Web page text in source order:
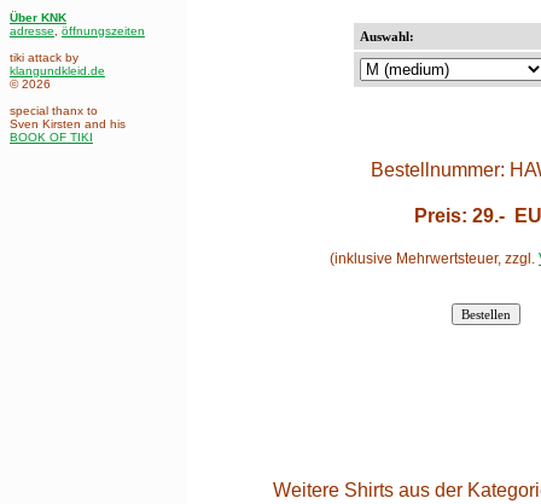
Über KNK
adresse
öffnungszeiten
tiki attack by
klangundkleid.de
© 2026
special thanx to
Sven Kirsten and his
BOOK OF TIKI
Auswahl:
Bestellnummer:
Preis: 29.-
(inklusive Mehrwertsteuer, zzgl.
Weitere Shirts aus der